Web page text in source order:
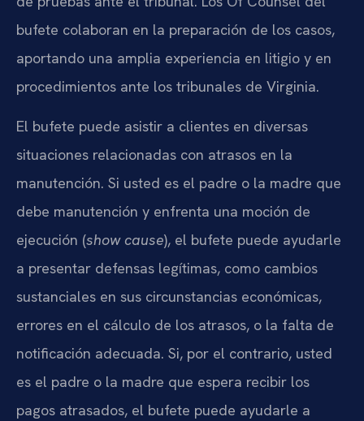
bufete colaboran en la preparación de los casos,
aportando una amplia experiencia en litigio y en
procedimientos ante los tribunales de Virginia.
El bufete puede asistir a clientes en diversas
situaciones relacionadas con atrasos en la
manutención. Si usted es el padre o la madre que
debe manutención y enfrenta una moción de
ejecución (show cause), el bufete puede ayudarle
a presentar defensas legítimas, como cambios
sustanciales en sus circunstancias económicas,
errores en el cálculo de los atrasos, o la falta de
notificación adecuada. Si, por el contrario, usted
es el padre o la madre que espera recibir los
pagos atrasados, el bufete puede ayudarle a